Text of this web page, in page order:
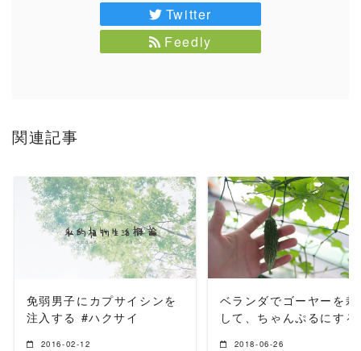
Twitter
Feedly
関連記事
READ MORE
免弱男子にカプサイシンを
注入する #ハクサイ
2016-02-12
READ MORE
ベランダでゴーヤーを栽
して、ちゃんぷるにする
2018-06-26